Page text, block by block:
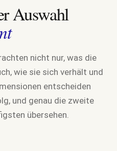
Auswahl
nicht nur, was die
wie sie sich verhält und
entscheiden
und genau die zweite
übersehen.